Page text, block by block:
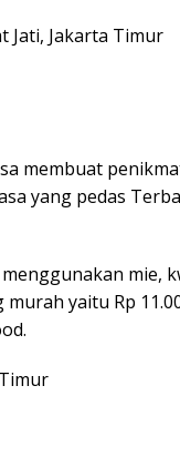
Jati, Jakarta Timur
membuat
yang pedas
mie,
yaitu Rp